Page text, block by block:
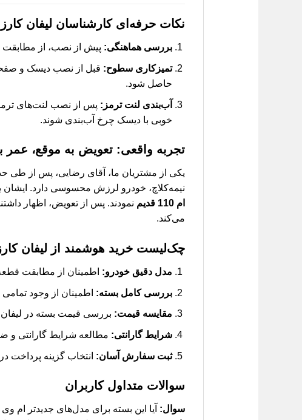
نکات حرفه‌ای کارشناسان لیفان کارز
بررسی هماهنگی: پیش از نصب، از مطابقت دقیق
تمیزکاری سطوح: قبل از نصب دیسک و صفحه
حاصل شود.
آب‌بندی لنت ترمز:
خوبی با دیسک چرخ آب‌بندی شوند.
تجربه واقعی: تعویض به موقع، عمر
نیمه‌کلاچ، خودرو لرزش محسوسی دارد. ایشان
ام 110 قدیم
نمودند. پس از تعویض، اظهار
می‌کند.
چک‌لیست خرید هوشمند از لیفان کارز
مدل دقیق خودرو: اطمینان از مطابقت قطعه با ام وی
بررسی کامل بسته: اطمینان از وجود
مقایسه قیمت: بررسی قیمت بسته در لیفان
شرایط گارانتی: مطالعه شرایط گارانتی
ثبت سفارش آسان: انتخاب گزینه پرداخت
سوالات متداول کاربران
سوال: آیا این بسته برای مدل‌های جدیدتر ام وی ام 110 نیز مناسب